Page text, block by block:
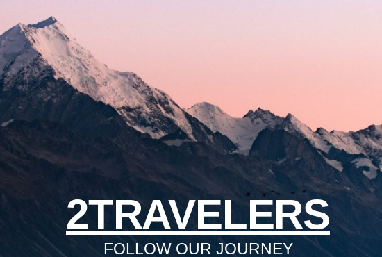
2TRAVELERS
FOLLOW OUR JOURNEY